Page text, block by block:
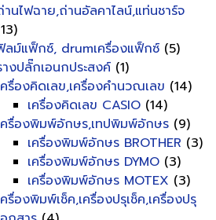
านไฟฉาย,ถ่านอัลคาไลน์,แท่นชาร์จ
ลม์แฟ็กซ์, drumเครื่องแฟ็กซ์ (5)
างปลั๊กเอนกประสงค์ (1)
ครื่องคิดเลข,เครื่องคำนวณเลข (14)
เครื่องคิดเลข CASIO (14)
ครื่องพิมพ์อักษร,เทปพิมพ์อักษร (9)
เครื่องพิมพ์อักษร BROTHER (3)
เครื่องพิมพ์อักษร DYMO (3)
เครื่องพิมพ์อักษร MOTEX (3)
ครื่องพิมพ์เช็ค,เครื่องปรุเช็ค,เครื่องปรุ